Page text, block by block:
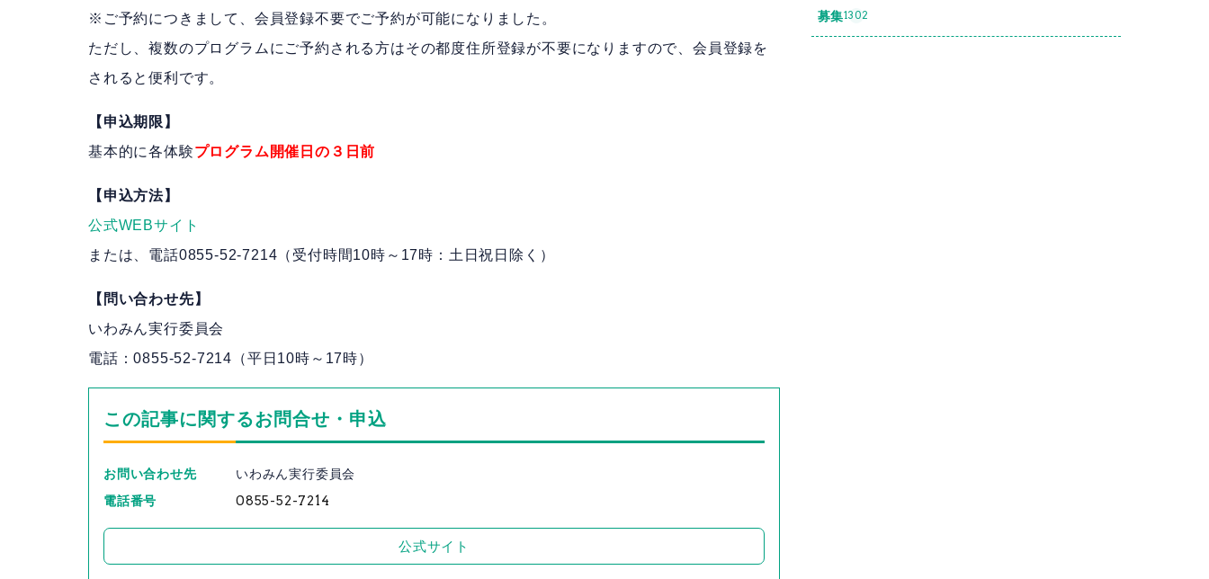
※ご予約につきまして、会員登録不要でご予約が可能になりました。
ただし、複数のプログラムにご予約される方はその都度住所登録が不要になりますので、会員登録を
されると便利です。
【申込期限】
基本的に各体験プログラム開催日の３日前
【申込方法】
公式WEBサイト
または、電話0855-52-7214（受付時間10時～17時：土日祝日除く）
【問い合わせ先】
いわみん実行委員会
電話：0855-52-7214（平日10時～17時）
この記事に関するお問合せ・申込
お問い合わせ先
いわみん実行委員会
電話番号
0855-52-7214
公式サイト
募集1302